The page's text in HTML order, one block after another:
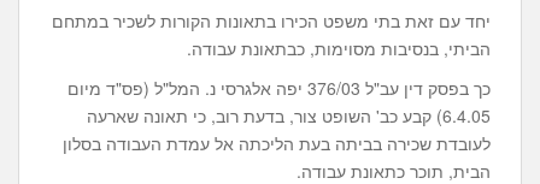
יחד עם זאת בתי משפט הכירו בתאונות הקורות לשכיר במתחם
הביתי, בנסיבות מסוימות, כבתאונת עבודה.
כך בפסק דין עב"ל 376/03 יפה אלגרסי נ. המל"ל (פס"ד מיום
6.4.05) קבע כב' השופט צור, בדעת רוב, כי תאונה שארעה
לעובדת שכירה בביתה בעת הליכתה אל עמדת העבודה בסלון
הבית, תוכר כתאונת עבודה.